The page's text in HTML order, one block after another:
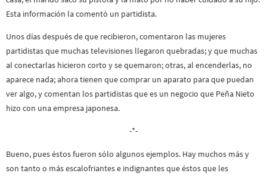
Esta información la comentó un partidista.
Unos días después de que recibieron, comentaron las mujeres
partidistas que muchas televisiones llegaron quebradas; y que muchas
al conectarlas hicieron corto y se quemaron; otras, al encenderlas, no
aparece nada; ahora tienen que comprar un aparato para que puedan
ver algo, y comentan los partidistas que es un negocio que Peña Nieto
hizo con una empresa japonesa.
-*-
Bueno, pues éstos fueron sólo algunos ejemplos. Hay muchos más y
son tanto o más escalofriantes e indignantes que éstos que les